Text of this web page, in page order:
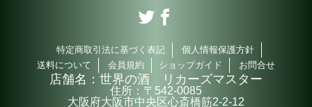
特定商取引法に基づく表記
個人情報保護方針
送料について
会員規約 ショップガイド お問合せ
店舗名： 世界の酒 リカーズマスター
住所： 〒542-0085
大阪府大阪市中央区心斎橋筋2-2-12